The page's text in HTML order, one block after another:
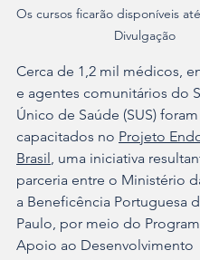
Os cursos ficarão disponíveis
Divulgação
Cerca de 1,2 mil médicos,
e agentes comunitários do
Único de Saúde (SUS) foram
capacitados no Projeto
Brasil , uma iniciativa
parceria entre o Ministério
a Beneficência Portuguesa
Paulo, por meio do
Apoio ao Desenvolvimento